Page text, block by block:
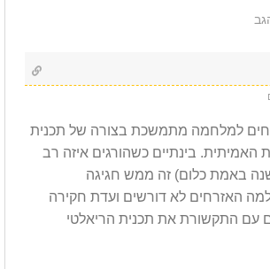
למלחמה מתמשכת בצורה של תכנית
האמיתית. בינתיים כשהורגים איזה רב
באמת כלום) זה ממש חגיגה
האזרחים לא דורשים ועדת חקירה
עם התקשורת את תכנית הריאלטי